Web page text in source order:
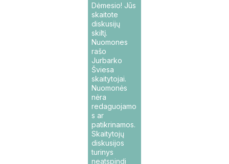
Dėmesio! Jūs
skaitote
diskusijų
skiltį.
Nuomones
rašo
Jurbarko
Šviesa
skaitytojai.
Nuomonės
nėra
redaguojamo
s ar
patikrinamos.
Skaitytojų
diskusijos
turinys
neatspindi